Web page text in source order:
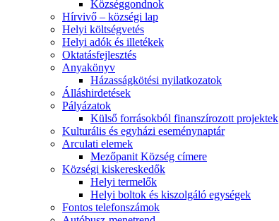
Községgondnok
Hírvivő – községi lap
Helyi költségvetés
Helyi adók és illetékek
Oktatásfejlesztés
Anyakönyv
Házasságkötési nyilatkozatok
Álláshirdetések
Pályázatok
Külső forrásokból finanszírozott projektek
Kulturális és egyházi eseménynaptár
Arculati elemek
Mezőpanit Község címere
Községi kiskereskedők
Helyi termelők
Helyi boltok és kiszolgáló egységek
Fontos telefonszámok